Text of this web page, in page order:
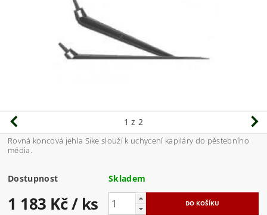
1 z 2
Rovná koncová jehla Sike slouží k uchycení kapiláry do pěstebního
média.
Dostupnost Skladem
1 183 Kč/ ks